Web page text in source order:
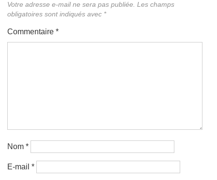
Votre adresse e-mail ne sera pas publiée. Les champs
obligatoires sont indiqués avec *
Commentaire *
Nom *
E-mail *